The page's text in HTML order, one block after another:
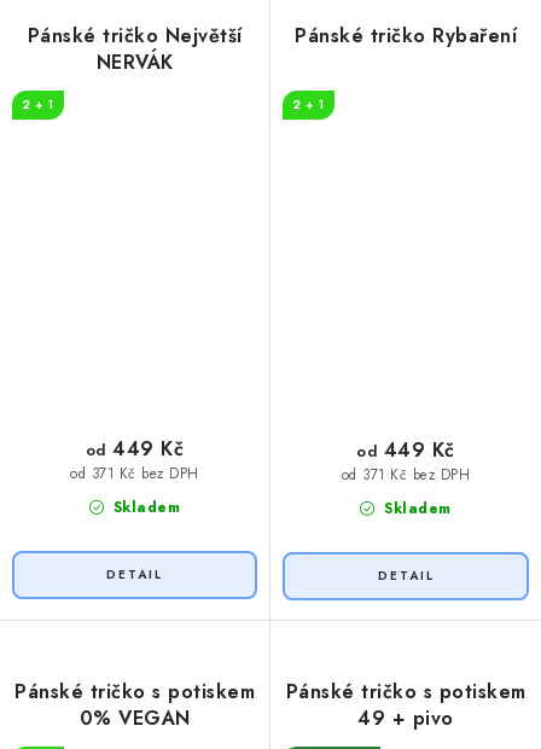
Pánské tričko Největší
NERVÁK
2 + 1
Skladem
od 371 Kč bez DPH
od 449 Kč
Pánské tričko Rybaření
2 + 1
Skladem
od 371 Kč bez DPH
od 449 Kč
Pánské tričko s potiskem
0% VEGAN
Pánské tričko s potiskem
49 + pivo